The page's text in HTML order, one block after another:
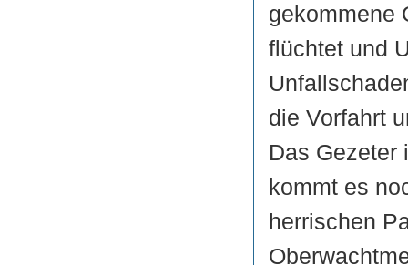
gekommene
flüchtet und
die Vorfahrt
Das Gezeter
kommt es
herrischen